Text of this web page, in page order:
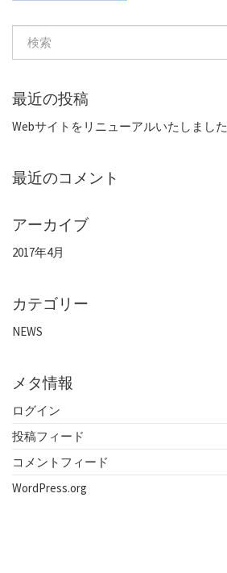
最近の投稿
Webサイトをリニューアルいたしました
最近のコメント
アーカイブ
2017年4月
カテゴリー
NEWS
メタ情報
ログイン
投稿フィード
コメントフィード
WordPress.org